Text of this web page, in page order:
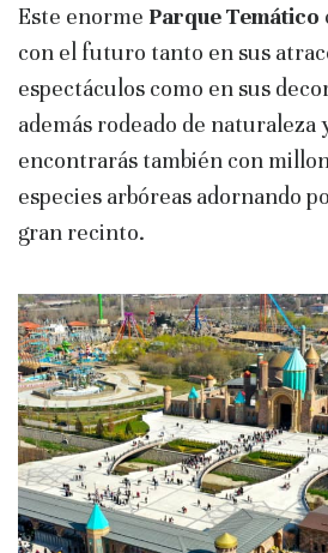
Este enorme Parque Temático
con el futuro tanto en sus
espectáculos como en sus
además rodeado de naturaleza
encontrarás también con
especies arbóreas adornando
gran recinto.